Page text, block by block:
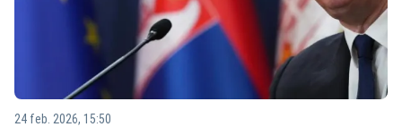
24 feb. 2026, 15:50